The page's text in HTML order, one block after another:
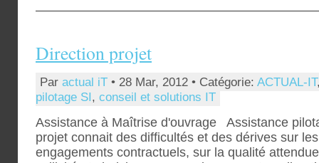
Direction projet
Par actual iT • 28 Mar, 2012 • Catégorie: ACTUAL-IT
pilotage SI, conseil et solutions IT
Assistance à Maîtrise d'ouvrage Assistance
projet connait des difficultés et des dérives sur
engagements contractuels, sur la qualité